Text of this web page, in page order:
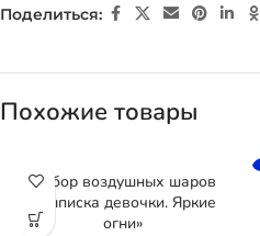
Поделиться:
Похожие товары
Набор воздушных шаров
«Выписка девочки. Яркие
огни»